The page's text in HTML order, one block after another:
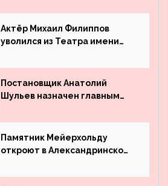
Актёр Михаил Филиппов
уволился из Театра имени
Постановщик Анатолий
Шульев назначен главным
Вахтангова
Памятник Мейерхольду
откроют в Александринском